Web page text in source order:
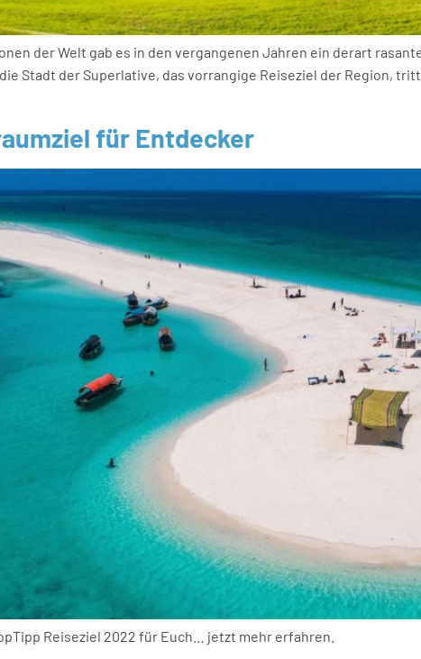
der Welt gab es in den vergangenen Jahren ein derart
Stadt der Superlative, das vorrangige Reiseziel der Region,
für Entdecker
Reiseziel 2022 für Euch… jetzt mehr erfahren.